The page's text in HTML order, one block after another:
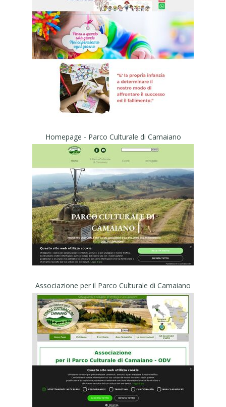
Homepage - Parco Culturale di Camaiano
Associazione per il Parco Culturale di Camaiano